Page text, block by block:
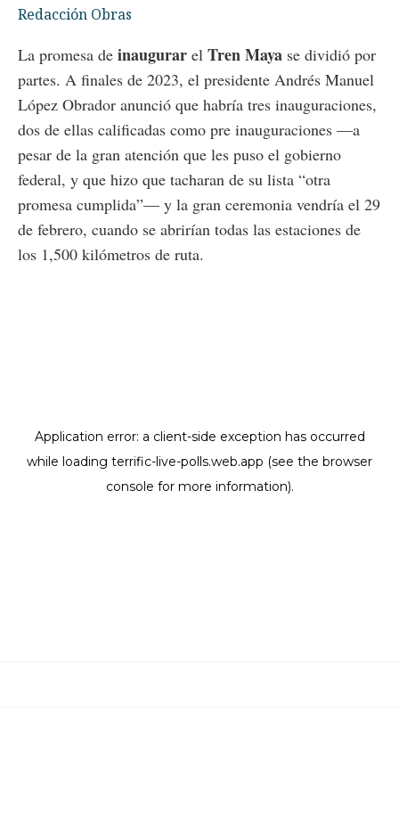
Redacción Obras
La promesa de inaugurar el Tren Maya se dividió por
partes. A finales de 2023, el presidente Andrés Manuel
López Obrador anunció que habría tres inauguraciones,
dos de ellas calificadas como pre inauguraciones —a
pesar de la gran atención que les puso el gobierno
federal, y que hizo que tacharan de su lista “otra
promesa cumplida”— y la gran ceremonia vendría el 29
de febrero, cuando se abrirían todas las estaciones de
los 1,500 kilómetros de ruta.